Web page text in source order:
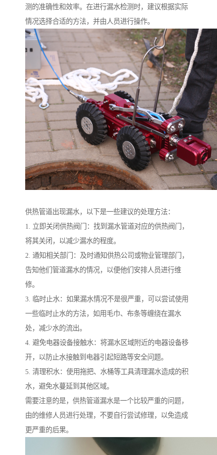
测的准确性和效率。在进行漏水检测时，建议根据实际
情况选择合适的方法，并由人员进行操作。
供热管道出现漏水，以下是一些建议的处理方法：
1. 立即关闭供热阀门：找到漏水管道对应的供热阀门，
将其关闭，以减少漏水的程度。
2. 通知相关部门：及时通知供热公司或物业管理部门，
告知他们管道漏水的情况，以便他们安排人员进行维
修。
3. 临时止水：如果漏水情况不是很严重，可以尝试使用
一些临时止水的方法，如用毛巾、布条等缠绕在漏水
处，减少水的流出。
4. 避免电器设备接触水：将漏水区域附近的电器设备移
开，以防止水接触到电器引起短路等安全问题。
5. 清理积水：使用拖把、水桶等工具清理漏水造成的积
水，避免水蔓延到其他区域。
需要注意的是，供热管道漏水是一个比较严重的问题，
由的维修人员进行处理，不要自行尝试修理，以免造成
更严重的后果。